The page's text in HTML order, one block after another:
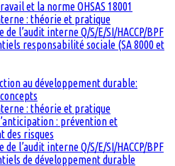
et la norme OHSAS 18001
: théorie et pratique
de l’audit interne Q/S/E/SI/HACCP/BPF
responsabilité sociale (SA 8000 et
au développement durable:
: théorie et pratique
: prévention et
des risques
de l’audit interne Q/S/E/SI/HACCP/BPF
de développement durable